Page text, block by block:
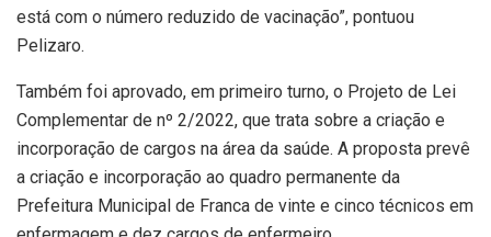
está com o número reduzido de vacinação”, pontuou
Pelizaro.
Também foi aprovado, em primeiro turno, o Projeto de Lei
Complementar de nº 2/2022, que trata sobre a criação e
incorporação de cargos na área da saúde. A proposta prevê
a criação e incorporação ao quadro permanente da
Prefeitura Municipal de Franca de vinte e cinco técnicos em